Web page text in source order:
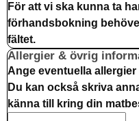
För att vi ska kunna ta
förhandsbokning
fältet.
Allergier & övrig
Ange eventuella
Du kan också skriva
känna till kring din